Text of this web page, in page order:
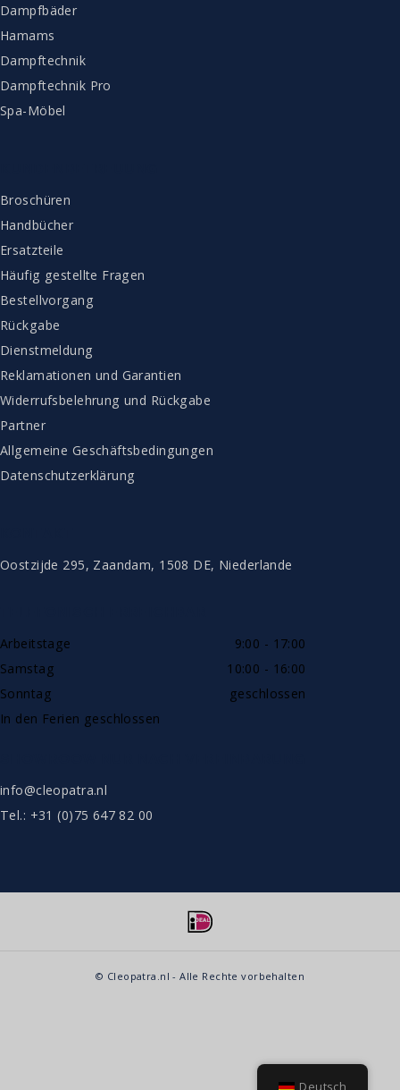
Dampfbäder
Hamams
Dampftechnik
Dampftechnik Pro
Spa-Möbel
Broschüren
Handbücher
Ersatzteile
Häufig gestellte Fragen
Bestellvorgang
Rückgabe
Dienstmeldung
Reklamationen und Garantien
Widerrufsbelehrung und Rückgabe
Partner
Allgemeine Geschäftsbedingungen
Datenschutzerklärung
Oostzijde 295, Zaandam, 1508 DE, Niederlande
Arbeitstage
9:00 - 17:00
Samstag
10:00 - 16:00
Sonntag
geschlossen
In den Ferien geschlossen
info@cleopatra.nl
Tel.: +31 (0)75 647 82 00
© Cleopatra.nl - Alle Rechte vorbehalten
Deutsch